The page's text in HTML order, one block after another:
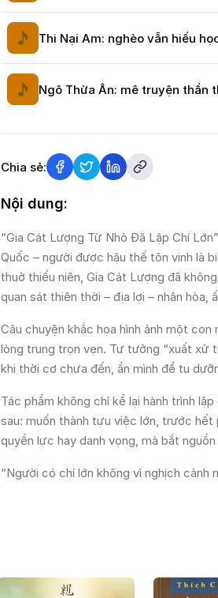
Thi Nại Am: nghèo vẫn hiếu
Ngô Thừa Ân: mê truyện thần
Chia sẻ:
Nội dung:
“Gia Cát Lượng Từ Nhỏ Đã Lập Chí
Quốc – người được hậu thế tôn vinh là
thuở thiếu niên, Gia Cát Lượng đã
quan sát thiên thời – địa lợi – nhân hòa,
Câu chuyện khắc họa hình ảnh một
lòng trung trọn vẹn. Tư tưởng “xuất xử
khi thời cơ chưa đến, ẩn mình để tu
Tác phẩm không chỉ kể lại hành trình
sau: muốn thành tựu việc lớn, trước
quyền lực hay danh vọng, mà bắt
“Người có chí lớn không vì nghịch cảnh